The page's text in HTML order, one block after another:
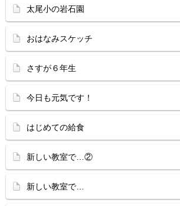
太尾小の岩石園
おはなみスケッチ
さすが６年生
今日も元気です！
はじめての給食
新しい教室で…②
新しい教室で…